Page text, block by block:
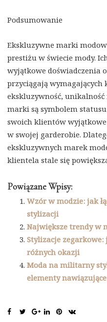
Podsumowanie
Ekskluzywne marki
prestiżu w świecie mody.
wyjątkowe doświadczenia
przyciągają wymagających
ekskluzywność, unikalność
marki są symbolem
swoich klientów
w swojej garderobie.
ekskluzywnych marek
klientela stale się
Powiązane Wpisy:
Wzór w modzie: jak
stylizacji
Największe trendy w
Stylizacje
różnych okazji
Moda na militarny
elementy